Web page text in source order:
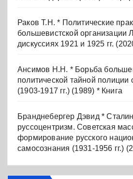
Раков Т.Н. * Политические
большевистской организации
дискуссиях 1921 и 1925 гг.
Ансимов Н.Н. * Борьба
политической тайной
(1903-1917 гг.) (1989) * Книга
Бранднебергер Дэвид *
руссоцентризм. Советская
формирование русского
самосознания (1931-1956 гг.)